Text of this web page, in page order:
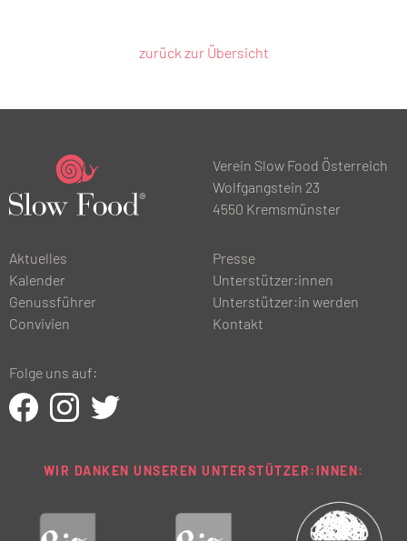
zurück zur Übersicht
Verein Slow Food Österreich
Wolfgangstein 23
4550 Kremsmünster
Aktuelles
Kalender
Genussführer
Convivien
Presse
Unterstützer:innen
Unterstützer:in werden
Kontakt
Folge uns auf:
WIR DANKEN UNSEREN UNTERSTÜTZER:INNEN: